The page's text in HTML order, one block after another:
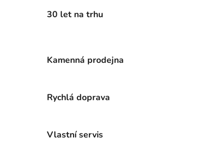
30 let na trhu
Kamenná prodejna
Rychlá doprava
Vlastní servis